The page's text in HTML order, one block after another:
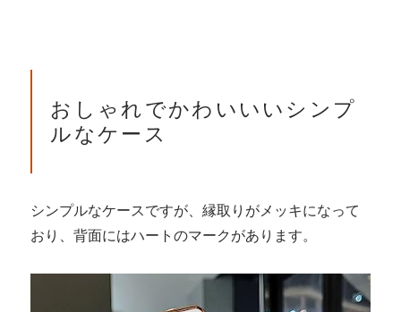
おしゃれでかわいいいシンプ
ルなケース
シンプルなケースですが、縁取りがメッキになって
おり、背面にはハートのマークがあります。